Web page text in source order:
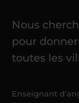
Une fois
référent
élèves
Nous
pour
toutes les
Enseignant